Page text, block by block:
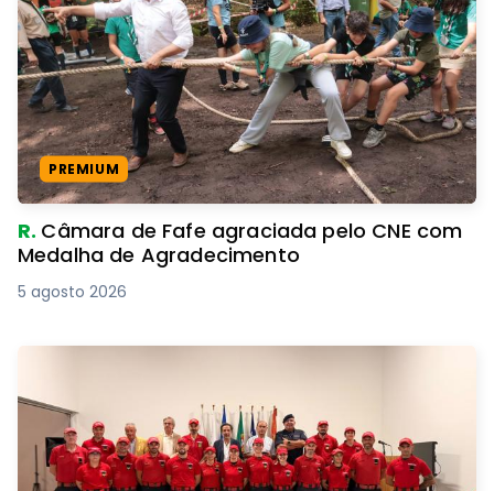
PREMIUM
R. Câmara de Fafe agraciada pelo CNE com
Medalha de Agradecimento
5 agosto 2026